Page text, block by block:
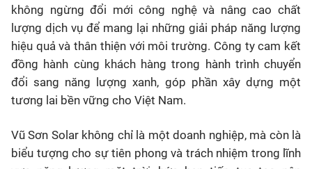
không ngừng đổi mới công nghệ và nâng cao chất
lượng dịch vụ để mang lại những giải pháp năng lượng
hiệu quả và thân thiện với môi trường. Công ty cam kết
đồng hành cùng khách hàng trong hành trình chuyển
đổi sang năng lượng xanh, góp phần xây dựng một
tương lai bền vững cho Việt Nam.
Vũ Sơn Solar không chỉ là một doanh nghiệp, mà còn là
biểu tượng cho sự tiên phong và trách nhiệm trong lĩnh